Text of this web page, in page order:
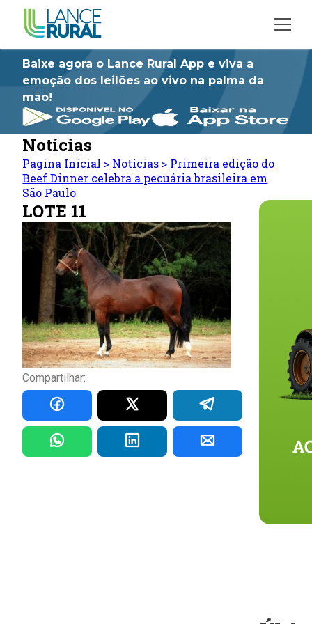
Baixe agora o Lance Rural App e viva a
emoção dos leilões ao vivo na palma da
mão!
Notícias
Pagina Inicial > Notícias > Primeira edição do
Beef Dinner celebra a pecuária brasileira em
São Paulo
LOTE 11
Compartilhar: